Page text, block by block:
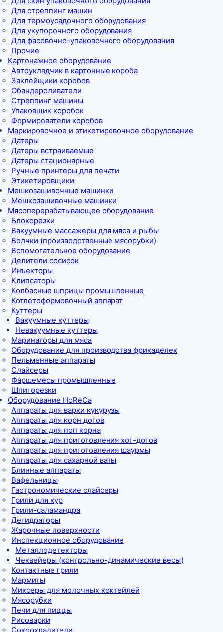
Для стреппинг машин
Для термоусадочного оборудования
Для укупорочного оборудования
Для фасовочно-упаковочного оборудования
Прочие
Картонажное оборудование
Автоукладчик в картонные короба
Заклейщики коробов
Обандероливатели
Стреппинг машины
Упаковщик коробок
Формирователи коробов
Маркировочное и этикетировочное оборудование
Датеры
Датеры встраиваемые
Датеры стационарные
Ручные принтеры для печати
Этикетировщики
Мешкозашивочные машинки
Мешкозашивочные машинки
Мясоперерабатывающее оборудование
Блокорезки
Вакуумные массажеры для мяса и рыбы
Волчки (производственные мясорубки)
Вспомогательное оборудование
Делители сосисок
Инъекторы
Клипсаторы
Колбасные шприцы промышленные
Котлетоформовочный аппарат
Куттеры
Вакуумные куттеры
Невакуумные куттеры
Маринаторы для мяса
Оборудование для производства фрикаделек
Пельменные аппараты
Слайсеры
Фаршемесы промышленные
Шпигорезки
Оборудование HoReCa
Аппараты для варки кукурузы
Аппараты для корн догов
Аппараты для поп корна
Аппараты для приготовления хот-догов
Аппараты для приготовления шаурмы
Аппараты для сахарной ваты
Блинные аппараты
Вафельницы
Гастрономические слайсеры
Грили для кур
Грили-саламандра
Дегидраторы
Жарочные поверхности
Инспекционное оборудование
Металлодетекторы
Чеквейеры (контрольно-динамические весы)
Контактные грили
Мармиты
Миксеры для молочных коктейлей
Мясорубки
Печи для пиццы
Рисоварки
Сокоохладители